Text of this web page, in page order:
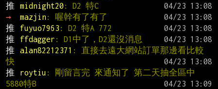
推
midnight20 : D2 特C
→
mazjin: 喔幹有了有了
推
fuyuo7963 : D2 特A 772
推
ffdagger : D1中了，D2還沒消息
推
alan82212371 : 直接去遠大網站訂單那邊看比較
快
推
roytiu : 剛留言完 來通知了 第二天抽全區中
5880特B